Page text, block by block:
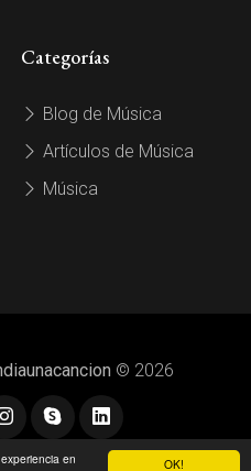
OK!
en
Categorías
Blog de Música
Artículos de Música
Música
© 2026